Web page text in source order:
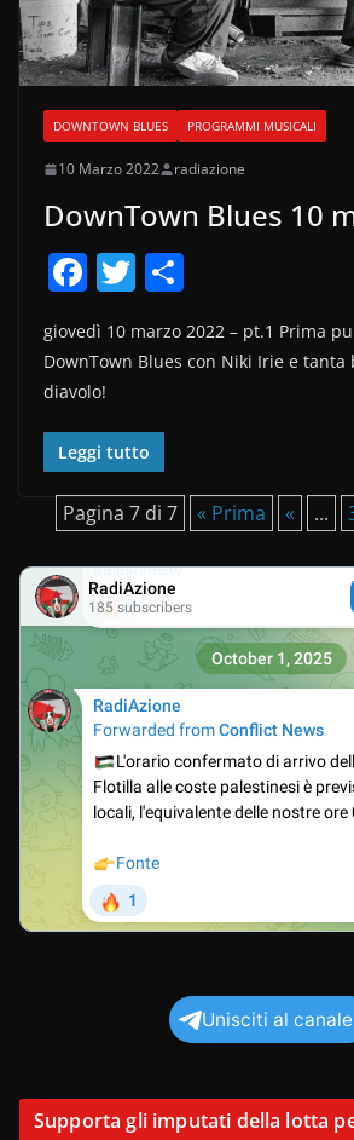
DOWNTOWN BLUES PROGRAMMI MUSICALI
10 Marzo 2022 radiazione
DownTown Blues 10
F
a
c
e
b
o
o
k
T
itt n
giovedì 10 marzo 2022 – pt.1 Prima
DownTown Blues con Niki Irie e tanta
diavolo!
Leggi tutto
Pagina 7 di 7 « Prima « ...
Unisciti al
Supporta gli imputati della lotta